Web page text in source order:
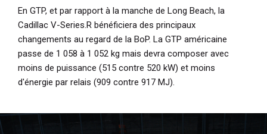
En GTP, et par rapport à la manche de Long Beach, la
Cadillac V-Series.R bénéficiera des principaux
changements au regard de la BoP. La GTP américaine
passe de 1 058 à 1 052 kg mais devra composer avec
moins de puissance (515 contre 520 kW) et moins
d'énergie par relais (909 contre 917 MJ).